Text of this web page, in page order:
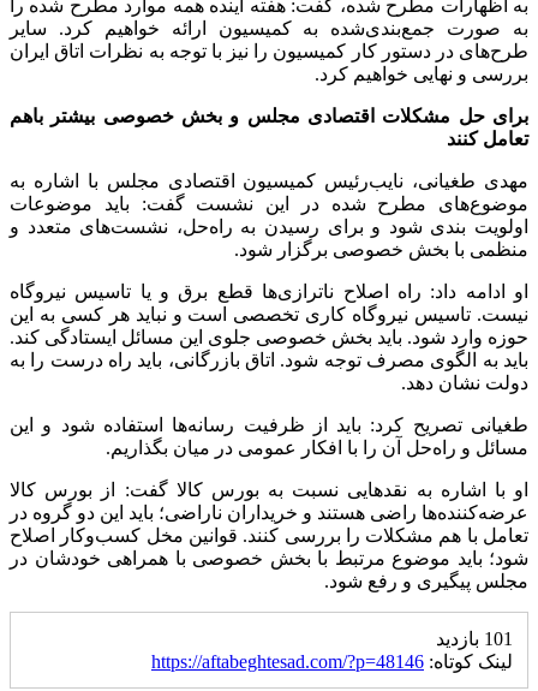
به اظهارات مطرح شده، گفت: هفته آینده همه موارد مطرح شده را
به صورت جمع‌بندی‌شده به کمیسیون ارائه خواهیم کرد. سایر
طرح‌های در دستور کار کمیسیون را نیز با توجه به نظرات اتاق ایران
بررسی و نهایی خواهیم کرد.
برای حل مشکلات اقتصادی مجلس و بخش خصوصی بیشتر باهم
تعامل کنند
مهدی طغیانی، نایب‌‎رئیس کمیسیون اقتصادی مجلس با اشاره به
موضوع‌های مطرح شده در این نشست گفت: باید موضوعات
اولویت بندی شود و برای رسیدن به راه‌حل، نشست‌های متعدد و
منظمی با بخش خصوصی برگزار شود.
او ادامه داد: راه اصلاح ناترازی‌ها قطع برق و یا تاسیس نیروگاه
نیست. تاسیس نیروگاه کاری تخصصی است و نباید هر کسی به این
حوزه وارد شود. باید بخش خصوصی جلوی این مسائل ایستادگی کند.
باید به الگوی مصرف توجه شود. اتاق بازرگانی، باید راه درست را به
دولت نشان دهد.
طغیانی تصریح کرد: باید از ظرفیت رسانه‌ها استفاده شود و این
مسائل و راه‌حل آن را با افکار عمومی در میان بگذاریم.
او با اشاره به نقد‌هایی نسبت به بورس کالا گفت: از بورس کالا
عرضه‌کننده‌ها راضی هستند و خریداران ناراضی؛ باید این دو گروه در
تعامل با هم مشکلات را بررسی کنند. قوانین مخل کسب‌وکار اصلاح
شود؛ باید موضوع مرتبط با بخش خصوصی با همراهی خودشان در
مجلس پیگیری و رفع شود.
101 بازدید
لینک کوتاه: https://aftabeghtesad.com/?p=48146